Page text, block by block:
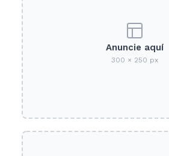
Anuncie aquí
300 × 250 px